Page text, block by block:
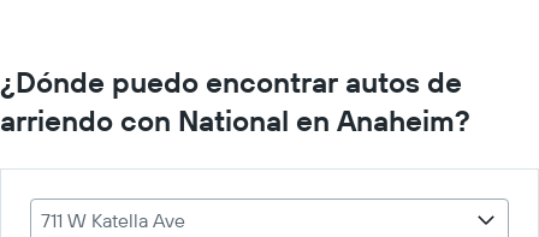
¿Dónde puedo encontrar autos de
arriendo con National en Anaheim?
711 W Katella Ave